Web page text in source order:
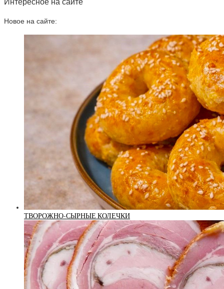
Интересное на сайте
Новое на сайте:
ТВОРОЖНО-СЫРНЫЕ КОЛЕЧКИ